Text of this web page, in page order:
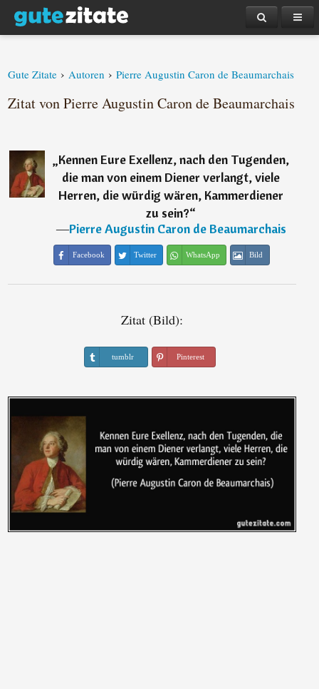
Gute Zitate › Autoren › Pierre Augustin Caron de Beaumarchais
Zitat von Pierre Augustin Caron de Beaumarchais
„Kennen Eure Exellenz, nach den Tugenden,
die man von einem Diener verlangt, viele
Herren, die würdig wären, Kammerdiener
zu sein?“
―Pierre Augustin Caron de Beaumarchais
Facebook Twitter WhatsApp Bild
Zitat (Bild):
tumblr Pinterest